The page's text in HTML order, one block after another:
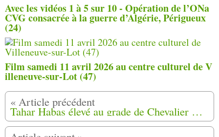
Avec les vidéos 1 à 5 sur 10 - Opération de l’ONa
CVG consacrée à la guerre d’Algérie, Périgueux
(24)
Film samedi 11 avril 2026 au centre culturel de V
illeneuve-sur-Lot (47)
Tahar Habas élevé au grade de Chevalier Ordre du Mérite a Arles (13)